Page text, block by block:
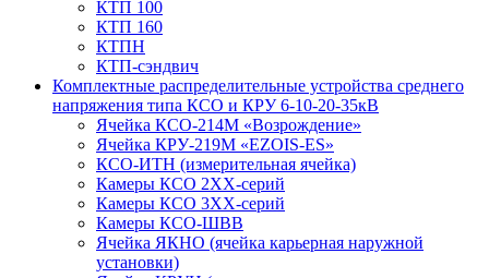
КТП 100
КТП 160
КТПН
КТП-сэндвич
Комплектные распределительные устройства среднего
напряжения типа КСО и КРУ 6-10-20-35кВ
Ячейка КСО-214М «Возрождение»
Ячейка КРУ-219М «EZOIS-ES»
КСО-ИТН (измерительная ячейка)
Камеры КСО 2ХХ-серий
Камеры КСО 3ХХ-серий
Камеры КСО-ШВВ
Ячейка ЯКНО (ячейка карьерная наружной
установки)